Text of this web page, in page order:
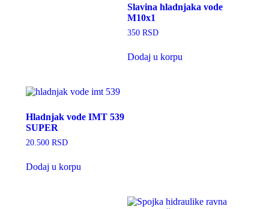
Slavina hladnjaka vode
M10x1
350RSD
Dodaj u korpu
Hladnjak vode IMT 539
SUPER
20.500 RSD
Dodaj u korpu